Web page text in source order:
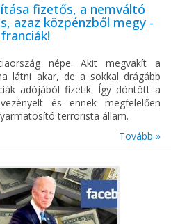
fizetős, a nemváltó
azaz közpénzből megy -
népe. Akit megvakít a
látni akar, de a sokkal drágább
adójából fizetik. Így döntött a
és ennek megfelelően
terrorista állam.
Tovább »